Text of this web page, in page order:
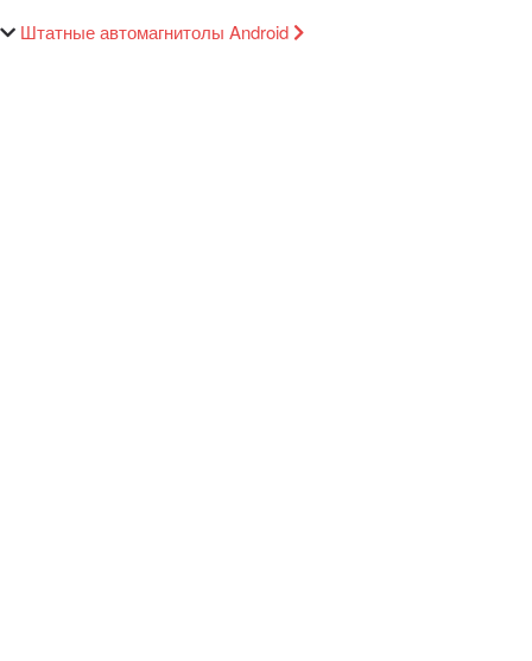
Штатные автомагнитолы Android